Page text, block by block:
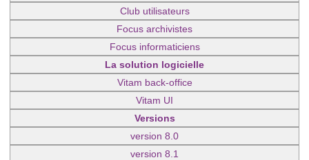
Club utilisateurs
Focus archivistes
Focus informaticiens
La solution logicielle
Vitam back-office
Vitam UI
Versions
version 8.0
version 8.1